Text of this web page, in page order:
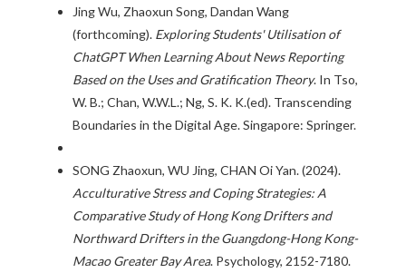
Jing Wu, Zhaoxun Song, Dandan Wang
(forthcoming). Exploring Students' Utilisation of
ChatGPT When Learning About News Reporting
Based on the Uses and Gratification Theory. In Tso,
W. B.; Chan, W.W.L.; Ng, S. K. K.(ed). Transcending
Boundaries in the Digital Age. Singapore: Springer.
SONG Zhaoxun, WU Jing, CHAN Oi Yan. (2024).
Acculturative Stress and Coping Strategies: A
Comparative Study of Hong Kong Drifters and
Northward Drifters in the Guangdong-Hong Kong-
Macao Greater Bay Area. Psychology, 2152-7180.